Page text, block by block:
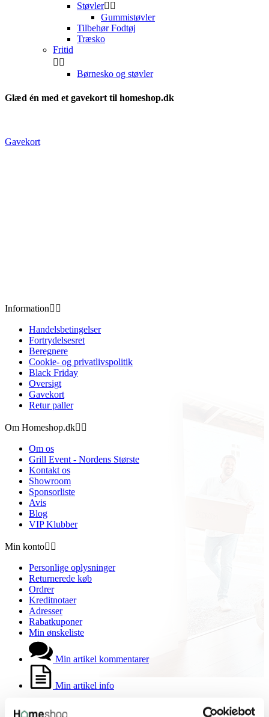
Støvler 
Gummistøvler
Tilbehør Fodtøj
Træsko
Fritid
 
Børnesko og støvler
Glæd én med et gavekort til homeshop.dk
Gavekort
Information 
Handelsbetingelser
Fortrydelsesret
Beregnere
Cookie- og privatlivspolitik
Black Friday
Oversigt
Gavekort
Retur paller
Om Homeshop.dk 
Om os
Grill Event - Nordens Største
Kontakt os
Showroom
Sponsorliste
Avis
Blog
VIP Klubber
Min konto 
Personlige oplysninger
Returnerede køb
Ordrer
Kreditnotaer
Adresser
Rabatkuponer
Min ønskeliste
Min artikel kommentarer
Min artikel info
Butiksinformation